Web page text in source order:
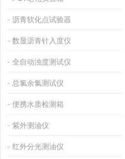
沥青软化点试验器
数显沥青针入度仪
全自动浊度测试仪
总氯余氯测试仪
便携水质检测箱
紫外测油仪
红外分光测油仪